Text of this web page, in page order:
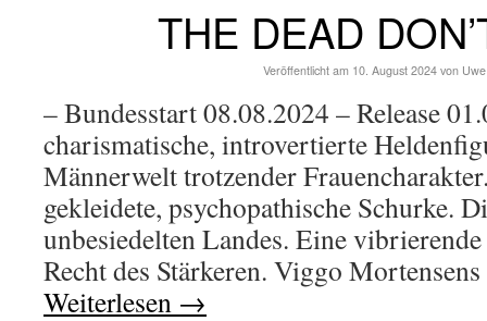
THE DEAD
Veröffentlicht am 10. August 2024 von
– Bundesstart 08.08.2024 – Release
charismatische, introvertierte
Männerwelt trotzender
gekleidete, psychopathische Schurke.
unbesiedelten Landes. Eine
Recht des Stärkeren. Viggo
Weiterlesen →